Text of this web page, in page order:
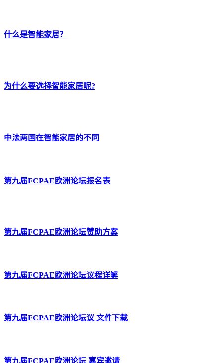
什么是智能家居？
为什么要选择智能家居呢?
中法两国在智能家居的不同
第九届FCPAE欧洲论坛报名表
第九届FCPAE欧洲论坛赞助方案
第九届FCPAE欧洲论坛议程详解
第九届FCPAE欧洲论坛议 文件下载
第九届FCPAE欧洲论坛 嘉宾邀请